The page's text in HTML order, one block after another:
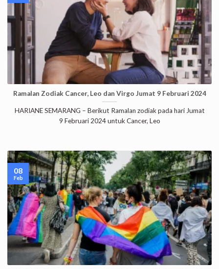
Ramalan Zodiak Cancer, Leo dan Virgo Jumat 9 Februari 2024
HARIANE SEMARANG – Berikut Ramalan zodiak pada hari Jumat
9 Februari 2024 untuk Cancer, Leo
08
Feb